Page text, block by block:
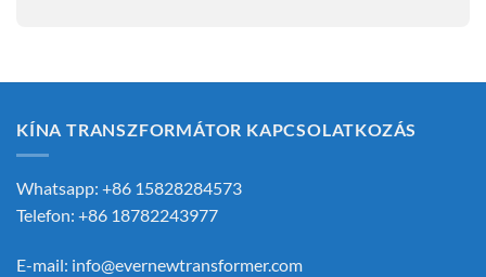
KÍNA TRANSZFORMÁTOR KAPCSOLATKOZÁS
Whatsapp: +86 15828284573
Telefon: +86 18782243977
E-mail: info@evernewtransformer.com